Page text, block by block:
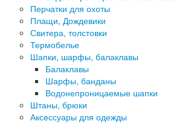
Перчатки для охоты
Плащи, Дождевики
Свитера, толстовки
Термобелье
Шапки, шарфы, балаклавы
Балаклавы
Шарфы, банданы
Водонепроницаемые шапки
Штаны, брюки
Аксессуары для одежды